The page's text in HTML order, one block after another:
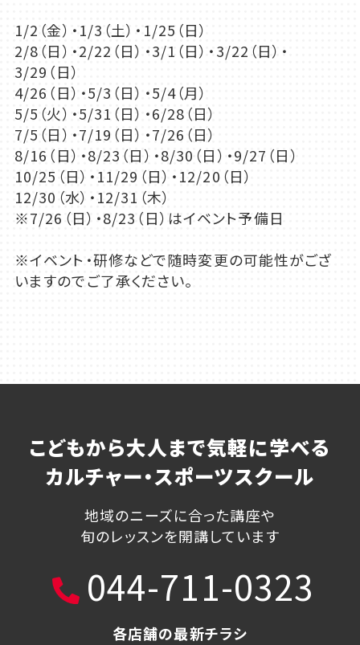
1/2（金）・1/3（土）・1/25（日）
2/8（日）・2/22（日）・3/1（日）・3/22（日）・
3/29（日）
4/26（日）・5/3（日）・5/4（月）
5/5（火）・5/31（日）・6/28（日）
7/5（日）・7/19（日）・7/26（日）
8/16（日）・8/23（日）・8/30（日）・9/27（日）
10/25（日）・11/29（日）・12/20（日）
12/30（水）・12/31（木）
※7/26（日）・8/23（日）はイベント予備日
※イベント・研修などで随時変更の可能性がござ
いますのでご了承ください。
こどもから大人まで気軽に学べる
カルチャー・スポーツスクール
地域のニーズに合った講座や
旬のレッスンを開講しています
044-711-0323
各店舗の最新チラシ